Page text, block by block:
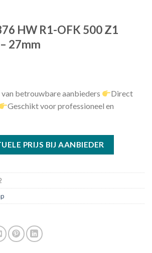
HW R1-OFK 500 Z1
27mm
betrouwbare aanbieders
Direct
Geschikt voor professioneel en
PRIJS BIJ AANBIEDER